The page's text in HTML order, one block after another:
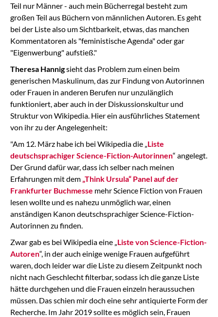
Teil nur Männer - auch mein Bücherregal besteht zum
großen Teil aus Büchern von männlichen Autoren. Es geht
bei der Liste also um Sichtbarkeit, etwas, das manchen
Kommentatoren als "feministische Agenda" oder gar
"Eigenwerbung" aufstieß."
Theresa Hannigsieht das Problem zum einen beim
generischen Maskulinum, das zur Findung von Autorinnen
oder Frauen in anderen Berufen nur unzulänglich
funktioniert, aber auch in der Diskussionskultur und
Struktur von Wikipedia. Hier ein ausführliches Statement
von ihr zu der Angelegenheit:
"Am 12. März habe ich bei Wikipedia die „Liste
deutschsprachiger Science-Fiction-Autorinnen“ angelegt.
Der Grund dafür war, dass ich selber nach meinen
Erfahrungen mit dem „Think Ursula“ Panel auf der
Frankfurter Buchmesse mehr Science Fiction von Frauen
lesen wollte und es nahezu unmöglich war, einen
anständigen Kanon deutschsprachiger Science-Fiction-
Autorinnen zu finden.
Zwar gab es bei Wikipedia eine „Liste von Science-Fiction-
Autoren“, in der auch einige wenige Frauen aufgeführt
waren, doch leider war die Liste zu diesem Zeitpunkt noch
nicht nach Geschlecht filterbar, sodass ich die ganze Liste
hätte durchgehen und die Frauen einzeln heraussuchen
müssen. Das schien mir doch eine sehr antiquierte Form der
Recherche. Im Jahr 2019 sollte es möglich sein, Frauen